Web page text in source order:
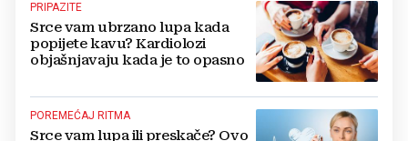
PRIPAZITE
Srce vam ubrzano lupa kada
popijete kavu? Kardiolozi
objašnjavaju kada je to opasno
POREMEĆAJ RITMA
Srce vam lupa ili preskače? Ovo